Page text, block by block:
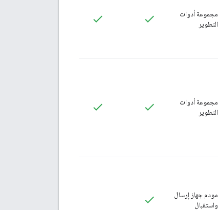
مجموعة أدوات
التطوير
مجموعة أدوات
التطوير
مودم جهاز إرسال
واستقبال